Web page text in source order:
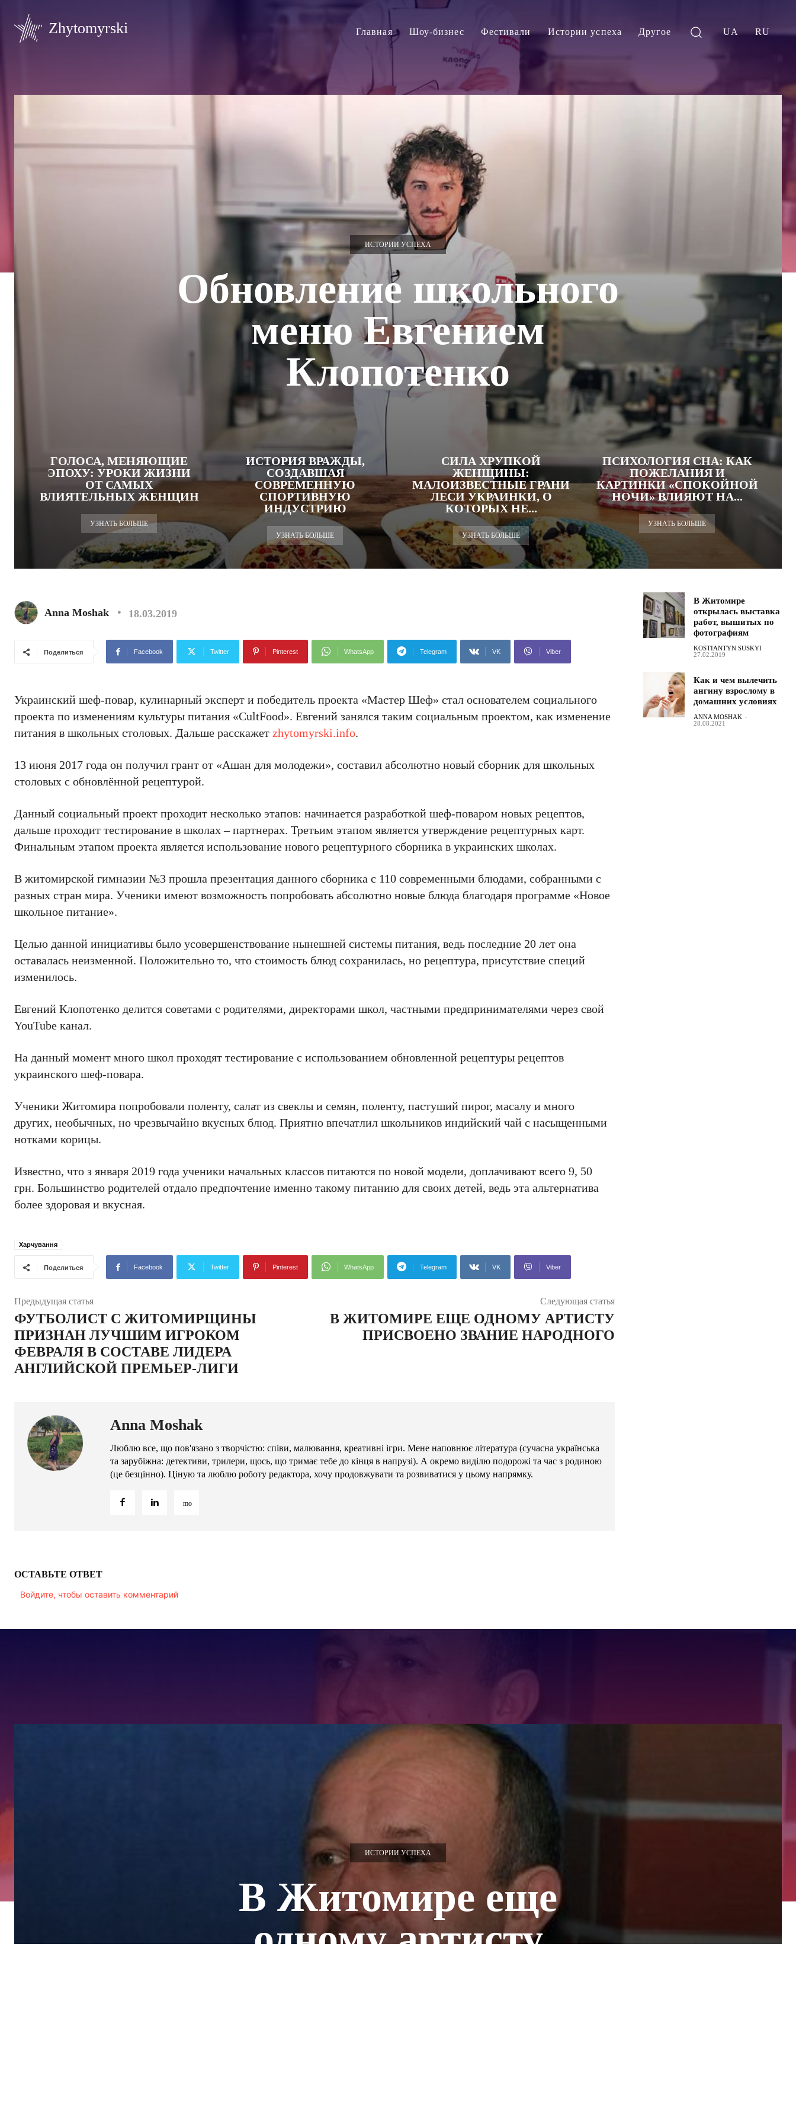
Zhytomyrski Главная Шоу-бизнес Фестивали Истории успеха Другое UA RU
ИСТОРИИ УСПЕХА
Обновление школьного
меню Евгением
Клопотенко
ГОЛОСА, МЕНЯЮЩИЕ
ЭПОХУ: УРОКИ ЖИЗНИ
ОТ САМЫХ
ВЛИЯТЕЛЬНЫХ ЖЕНЩИН
УЗНАТЬ БОЛЬШЕ
ИСТОРИЯ ВРАЖДЫ,
СОЗДАВШАЯ
СОВРЕМЕННУЮ
СПОРТИВНУЮ
ИНДУСТРИЮ
УЗНАТЬ БОЛЬШЕ
СИЛА ХРУПКОЙ
ЖЕНЩИНЫ:
МАЛОИЗВЕСТНЫЕ ГРАНИ
ЛЕСИ УКРАИНКИ, О
КОТОРЫХ НЕ...
УЗНАТЬ БОЛЬШЕ
ПСИХОЛОГИЯ СНА: КАК
ПОЖЕЛАНИЯ И
КАРТИНКИ «СПОКОЙНОЙ
НОЧИ» ВЛИЯЮТ НА...
УЗНАТЬ БОЛЬШЕ
Anna Moshak 18.03.2019
Поделиться Facebook Twitter Pinterest WhatsApp Telegram VK Viber
Украинский шеф-повар, кулинарный эксперт и победитель проекта «Мастер Шеф» стал основателем социального
проекта по изменениям культуры питания «CultFood». Евгений занялся таким социальным проектом, как изменение
питания в школьных столовых. Дальше расскажет zhytomyrski.info.
13 июня 2017 года он получил грант от «Ашан для молодежи», составил абсолютно новый сборник для школьных
столовых с обновлённой рецептурой.
Данный социальный проект проходит несколько этапов: начинается разработкой шеф-поваром новых рецептов,
дальше проходит тестирование в школах – партнерах. Третьим этапом является утверждение рецептурных карт.
Финальным этапом проекта является использование нового рецептурного сборника в украинских школах.
В житомирской гимназии №3 прошла презентация данного сборника с 110 современными блюдами, собранными с
разных стран мира. Ученики имеют возможность попробовать абсолютно новые блюда благодаря программе «Новое
школьное питание».
Целью данной инициативы было усовершенствование нынешней системы питания, ведь последние 20 лет она
оставалась неизменной. Положительно то, что стоимость блюд сохранилась, но рецептура, присутствие специй
изменилось.
Евгений Клопотенко делится советами с родителями, директорами школ, частными предпринимателями через свой
YouTube канал.
На данный момент много школ проходят тестирование с использованием обновленной рецептуры рецептов
украинского шеф-повара.
Ученики Житомира попробовали поленту, салат из свеклы и семян, поленту, пастуший пирог, масалу и много
других, необычных, но чрезвычайно вкусных блюд. Приятно впечатлил школьников индийский чай с насыщенными
нотками корицы.
Известно, что з января 2019 года ученики начальных классов питаются по новой модели, доплачивают всего 9, 50
грн. Большинство родителей отдало предпочтение именно такому питанию для своих детей, ведь эта альтернатива
более здоровая и вкусная.
Харчування
Поделиться Facebook Twitter Pinterest WhatsApp Telegram VK Viber
Предыдущая статья
ФУТБОЛИСТ С ЖИТОМИРЩИНЫ
ПРИЗНАН ЛУЧШИМ ИГРОКОМ
ФЕВРАЛЯ В СОСТАВЕ ЛИДЕРА
АНГЛИЙСКОЙ ПРЕМЬЕР-ЛИГИ
Следующая статья
В ЖИТОМИРЕ ЕЩЕ ОДНОМУ АРТИСТУ
ПРИСВОЕНО ЗВАНИЕ НАРОДНОГО
Anna Moshak
Люблю все, що пов'язано з творчістю: співи, малювання, креативні ігри. Мене наповнює література (сучасна українська
та зарубіжна: детективи, трилери, щось, що тримає тебе до кінця в напрузі). А окремо виділю подорожі та час з родиною
(це безцінно). Ціную та люблю роботу редактора, хочу продовжувати та розвиватися у цьому напрямку.
ОСТАВЬТЕ ОТВЕТ
Войдите, чтобы оставить комментарий
В Житомире
открылась выставка
работ, вышитых по
фотографиям
KOSTIANTYN SUSKYI -
27.02.2019
Как и чем вылечить
ангину взрослому в
домашних условиях
ANNA MOSHAK -
28.08.2021